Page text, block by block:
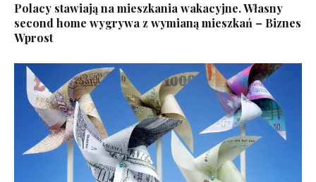
Polacy stawiają na mieszkania wakacyjne. Własny
second home wygrywa z wymianą mieszkań – Biznes
Wprost